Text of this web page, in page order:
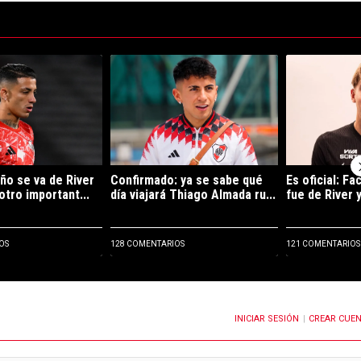
tendencia con el título "Kevin Castaño se va de River y jugará en
se va de River
important...
Un artículo de tendencia con el título
Confirmado: ya se sabe qué
día viajará Thiago Almada ru...
128 COMENTARIOS
Un artículo
Es oficial:
fue de River
121 COMENTARIOS
CUANDO SE PUBLIQUEN NUEVOS COMENTARIOSINICIAR SESIÓN CREAR